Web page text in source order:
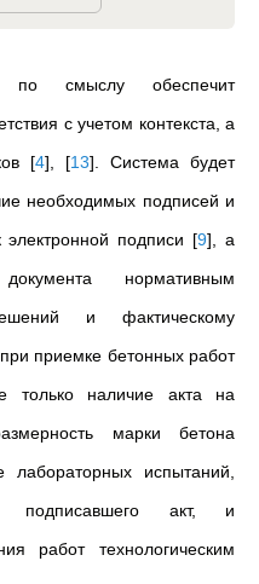
по смыслу обеспечит
с учетом контекста, а
[4] [13] . Система будет
необходимых подписей и
электронной подписи [9] , а
нормативным
и фактическому
приемке бетонных работ
только наличие акта на
марки бетона
испытаний,
подписавшего акт, и
работ технологическим